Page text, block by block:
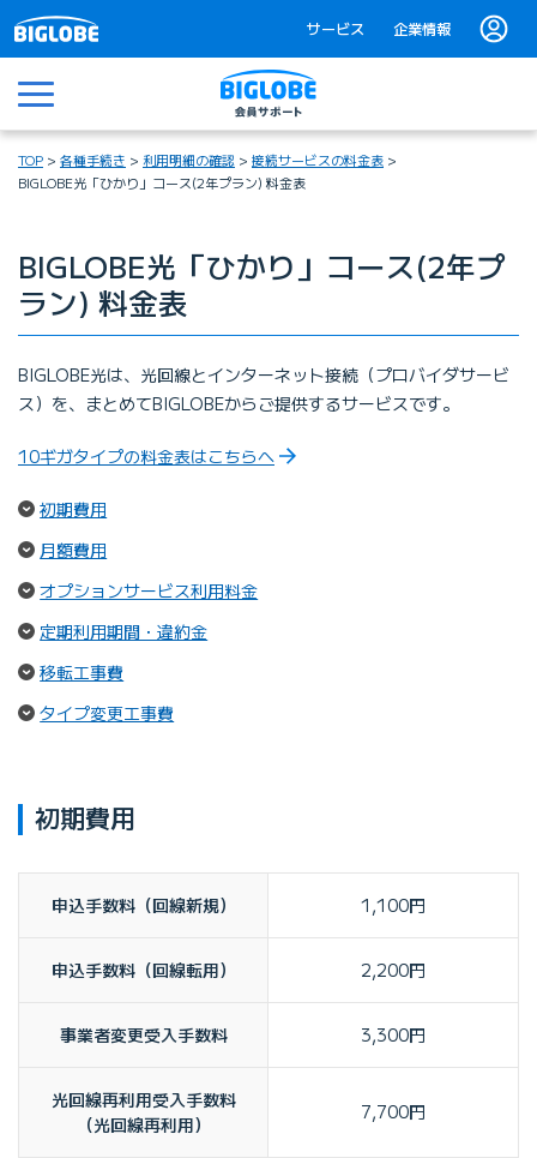
サービス 企業情報
メニュー
TOP 各種手続き 利用明細の確認
接続サービスの料金表
BIGLOBE光「ひかり」コース(2年プラン) 料金表
BIGLOBE光「ひかり」コース(2年プ
ラン) 料金表
BIGLOBE光は、光回線とインターネット接続（プロバイダサービ
ス）を、まとめてBIGLOBEからご提供するサービスです。
10ギガタイプの料金表はこちらへ
初期費用
月額費用
オプションサービス利用料金（ページ内リンク）
定期利用期間・違約金（ページ内リンク）
移転工事費
タイプ変更工事費
初期費用
申込手数料（回線新規） 1,100円
申込手数料（回線転用） 2,200円
事業者変更受入手数料 3,300円
光回線再利用受入手数料
（光回線再利用）
7,700円